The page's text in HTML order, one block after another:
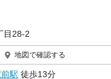
目28-2
地図で確認する
駅 徒歩13分